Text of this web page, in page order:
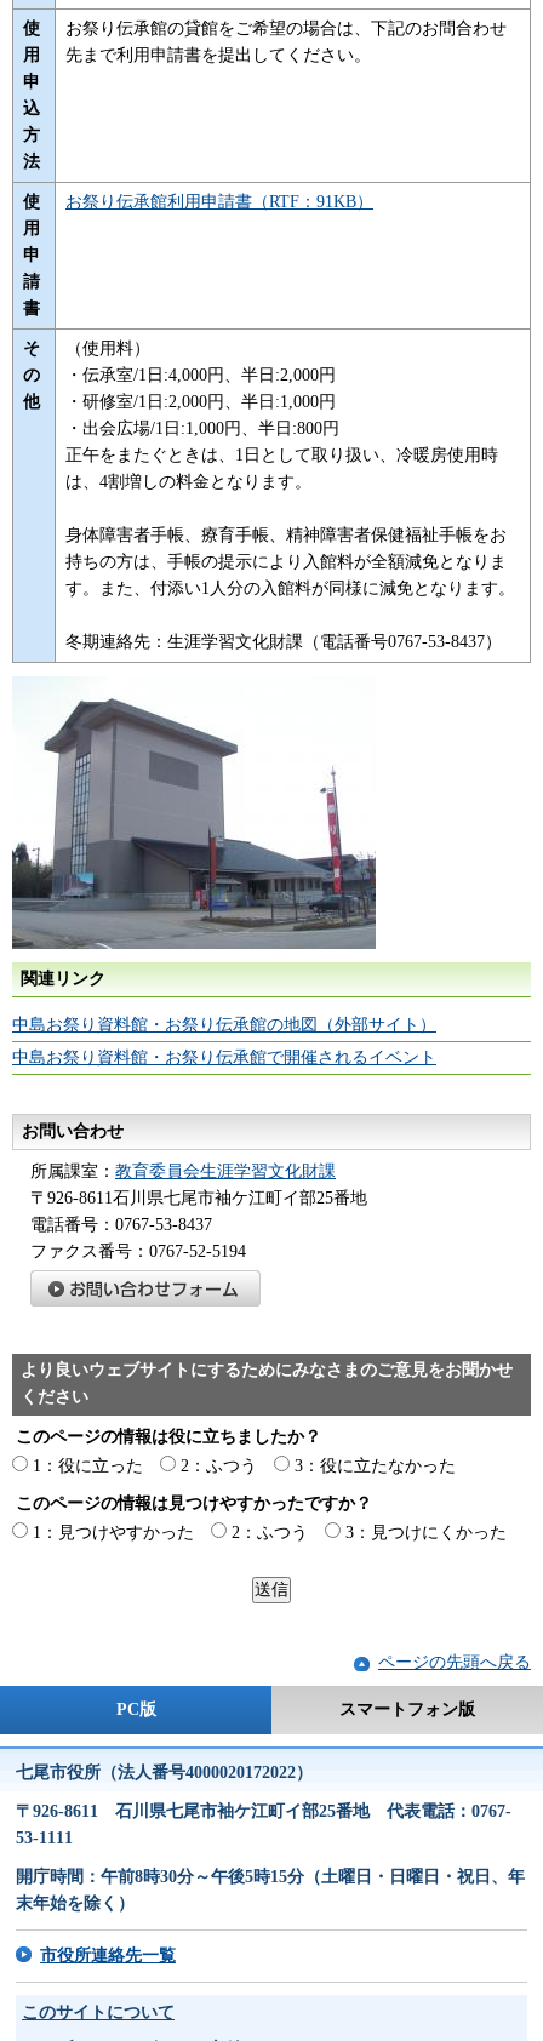
使
用
申
込
方
法
お祭り伝承館の貸館をご希望の場合は、下記のお問合わせ
先まで利用申請書を提出してください。
使
用
申
請
書
お祭り伝承館利用申請書（RTF：91KB）
そ
の
他
（使用料）
・伝承室/1日:4,000円、半日:2,000円
・研修室/1日:2,000円、半日:1,000円
・出会広場/1日:1,000円、半日:800円
正午をまたぐときは、1日として取り扱い、冷暖房使用時
は、4割増しの料金となります。
身体障害者手帳、療育手帳、精神障害者保健福祉手帳をお
持ちの方は、手帳の提示により入館料が全額減免となりま
す。また、付添い1人分の入館料が同様に減免となります。
冬期連絡先：生涯学習文化財課（電話番号0767-53-8437）
関連リンク
中島お祭り資料館・お祭り伝承館の地図（外部サイト）
中島お祭り資料館・お祭り伝承館で開催されるイベント
お問い合わせ
所属課室： 教育委員会生涯学習文化財課
〒926-8611石川県七尾市袖ケ江町イ部25番地
電話番号：0767-53-8437
ファクス番号：0767-52-5194
より良いウェブサイトにするためにみなさまのご意見をお聞かせ
ください
このページの情報は役に立ちましたか？
1：役に立った
2：ふつう 3：役に立たなかった
このページの情報は見つけやすかったですか？
1：見つけやすかった
2：ふつう 3：見つけにくかった
ページの先頭へ戻る
PC版 スマートフォン版
七尾市役所（法人番号4000020172022）
〒926-8611 石川県七尾市袖ケ江町イ部25番地 代表電話：0767-
53-1111
開庁時間：午前8時30分～午後5時15分（土曜日・日曜日・祝日、年
末年始を除く）
市役所連絡先一覧
このサイトについて